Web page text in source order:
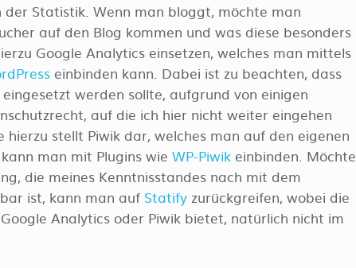
Statistik. Wenn man bloggt, möchte man
auf den Blog kommen und was diese besonders
Google Analytics einsetzen, welches man mittels
einbinden kann. Dabei ist zu beachten, dass
werden sollte, aufgrund von einigen
auf die ich hier nicht weiter eingehen
stellt Piwik dar, welches man auf den eigenen
man mit Plugins wie WP-Piwikeinbinden. Möchte
die meines Kenntnisstandes nach mit dem
ist, kann man auf Statifyzurückgreifen, wobei die
Analytics oder Piwik bietet, natürlich nicht im